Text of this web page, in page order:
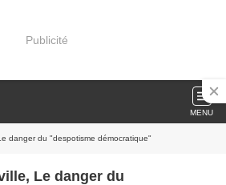
Publicité
MENU
danger du "despotisme démocratique"
Le danger du